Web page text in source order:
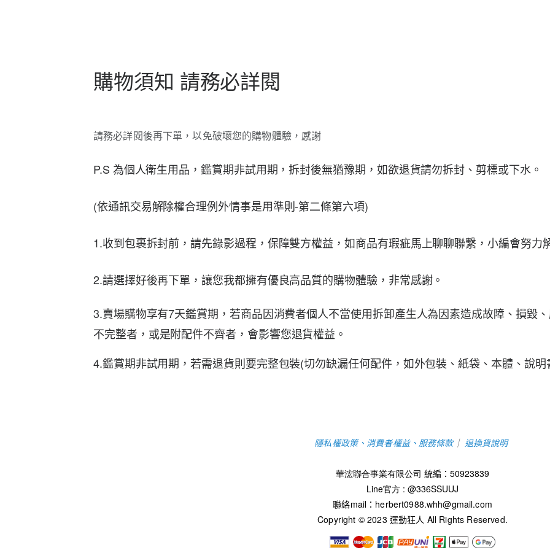
購物須知 請務必詳閱
請務必詳閱後再下單，以免破壞您的購物體驗，感謝
P.S 為個人衛生用品，鑑賞期非試用期，拆封後無猶豫期，如欲退貨請勿拆封、剪標或下水。
(依通訊交易解除權合理例外情事是用準則-第二條第六項)
1.收到包裹拆封前，請先錄影過程，保障雙方權益，如商品有瑕疵馬上聊聊聯繫，小編會努力
2.請選擇好後再下單，讓您我都擁有優良高品質的購物體驗，非常感謝。
3.賣場購物享有7天鑑賞期，若商品因消費者個人不當使用拆卸產生人為因素造成故障、損毀
不完整者，或是附配件不齊者，會影響您退貨權益 。
4.鑑賞期非試用期，若需退貨則要完整包裝(切勿缺漏任何配件，如外包裝、紙袋、本體、說
隱私權政策、消費者權益、服務條款｜ 退換貨說明
華浤聯合事業有限公司 統編：50923839
Line官方 : @336SSUUJ
聯絡mail： herbert0988.whh@gmail.com
Copyright © 2023 運動狂人 All Rights Reserved.